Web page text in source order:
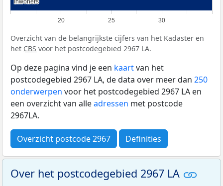
20 25 30
Inwoners
Inwoners
Overzicht van de belangrijkste cijfers van het Kadaster en
het CBS voor het postcodegebied 2967 LA.
Op deze pagina vind je een kaartvan het
postcodegebied 2967 LA, de data over meer dan 250
onderwerpen voor het postcodegebied 2967 LA en
een overzicht van alleadressen met postcode
2967LA.
Overzicht postcode 2967 Definities
Over het postcodegebied 2967 LA